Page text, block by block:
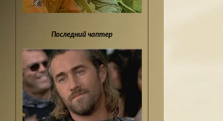
Последний чаптер